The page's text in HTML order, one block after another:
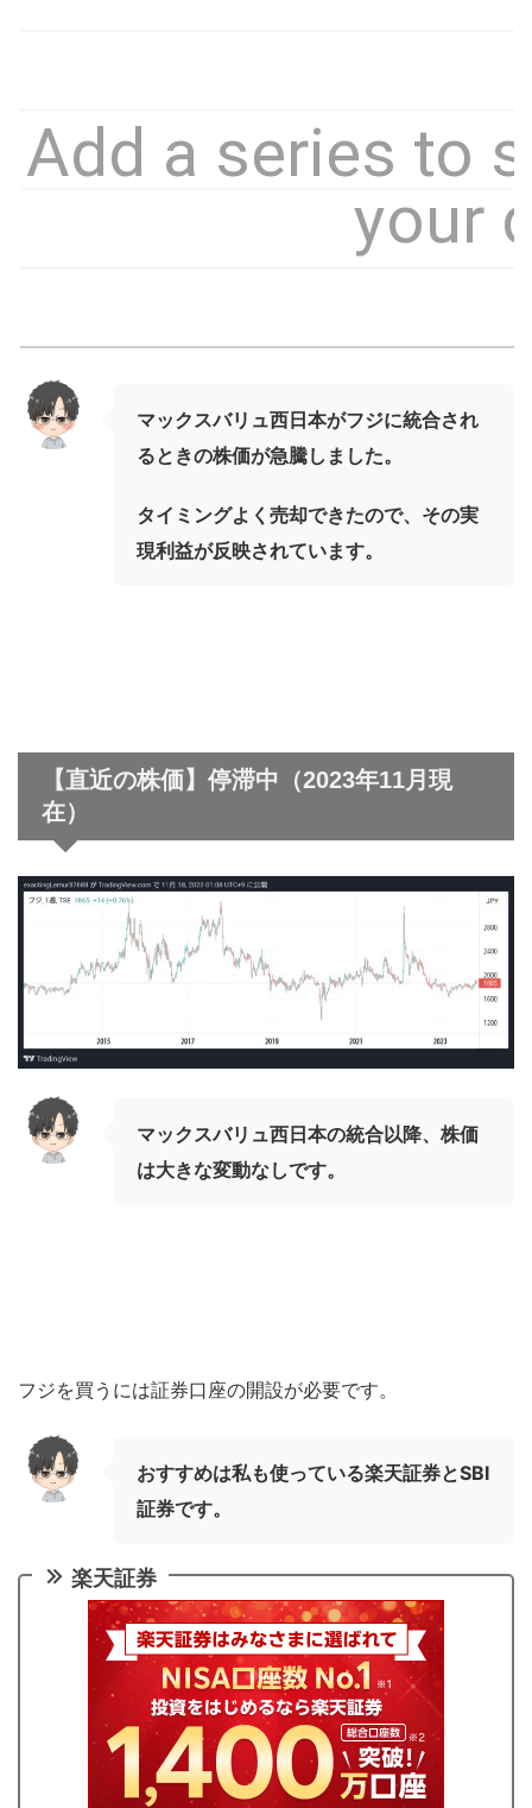
マックスバリュ西日本がフジに統合され
るときの株価が急騰しました。
タイミングよく売却できたので、その実
現利益が反映されています。
【直近の株価】停滞中（2023年11月現
在）
マックスバリュ西日本の統合以降、株価
は大きな変動なしです。
フジを買うには証券口座の開設が必要です。
おすすめは私も使っている楽天証券とSBI
証券です。
楽天証券